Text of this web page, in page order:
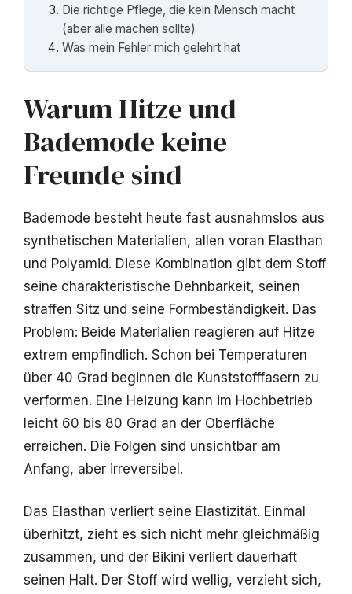
Die richtige Pflege, die kein Mensch macht
(aber alle machen sollte)
Was mein Fehler mich gelehrt hat
Warum Hitze und
Bademode keine
Freunde sind
Bademode besteht heute fast ausnahmslos aus
synthetischen Materialien, allen voran Elasthan
und Polyamid. Diese Kombination gibt dem Stoff
seine charakteristische Dehnbarkeit, seinen
straffen Sitz und seine Formbeständigkeit. Das
Problem: Beide Materialien reagieren auf Hitze
extrem empfindlich. Schon bei Temperaturen
über 40 Grad beginnen die Kunststofffasern zu
verformen. Eine Heizung kann im Hochbetrieb
leicht 60 bis 80 Grad an der Oberfläche
erreichen. Die Folgen sind unsichtbar am
Anfang, aber irreversibel.
Das Elasthan verliert seine Elastizität. Einmal
überhitzt, zieht es sich nicht mehr gleichmäßig
zusammen, und der Bikini verliert dauerhaft
seinen Halt. Der Stoff wird wellig, verzieht sich,